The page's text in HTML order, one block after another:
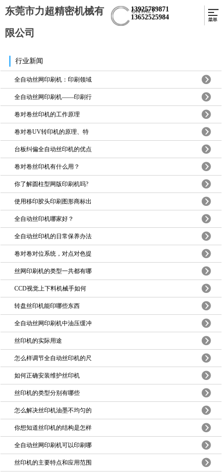
东莞市力超精密机械有
限公司
13925789871
13652525984
行业新闻
全自动丝网印刷机：印刷领域
全自动丝网印刷机——印刷行
卷对卷丝印机的工作原理
卷对卷UV转印机的原理、特
台板纠偏全自动丝印机的优点
卷对卷丝印机有什么用？
你了解圆柱型网版印刷机吗?
使用移印胶头印刷图形商标出
全自动丝印机哪家好？
全自动丝印机的日常保养办法
卷对卷对位系统，对点对色提
丝网印刷机的类型一共都有哪
CCD视觉上下料机械手如何
转盘丝印机能印哪些东西
全自动丝网印刷机中油压缓冲
丝印机的实际用途
怎么样调节全自动丝印机的尺
如何正确安装维护丝印机
丝印机的类型分别有哪些
怎么解决丝印机油墨不均匀的
你想知道丝印机的结构是怎样
全自动丝网印刷机可以印刷哪
丝印机的主要特点和应用范围